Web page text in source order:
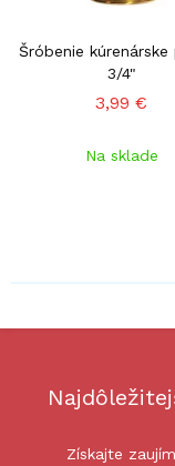
Šróbenie kúrenárske
3/4"
3,99 €
Na sklade
Získajte